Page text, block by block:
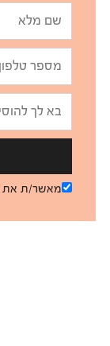
מאשר/ת את